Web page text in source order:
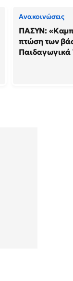
Ανακοινώσεις
ΠΑΣΥΝ:
πτώση των
Παιδαγωγικά